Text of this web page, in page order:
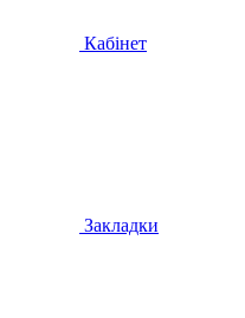
Кабінет
Закладки